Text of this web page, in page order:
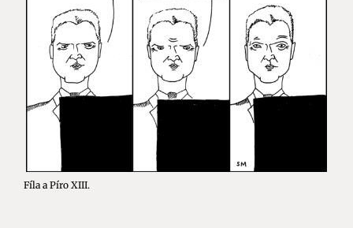
Fíla a Píro XIII.